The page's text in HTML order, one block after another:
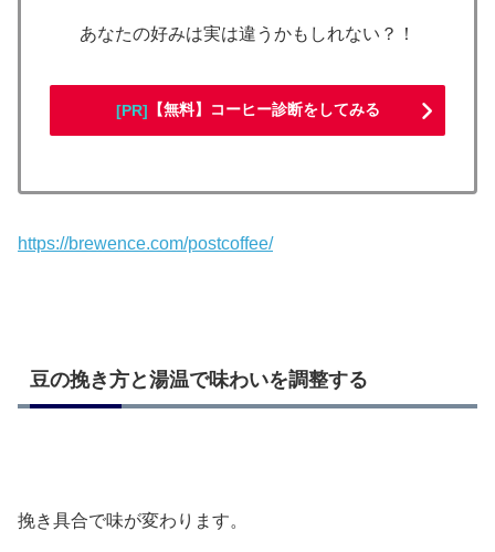
あなたの好みは実は違うかもしれない？！
[PR] 【無料】コーヒー診断をしてみる
https://brewence.com/postcoffee/
豆の挽き方と湯温で味わいを調整する
挽き具合で味が変わります。